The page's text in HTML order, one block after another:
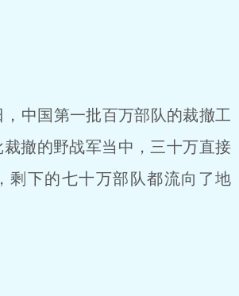
中国第一批百万部队的裁撤工
撤的野战军当中，三十万直接
剩下的七十万部队都流向了地